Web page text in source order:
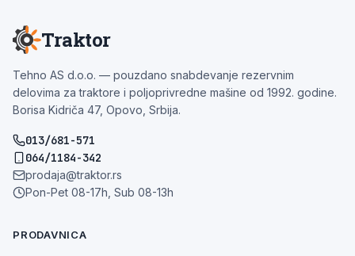
Traktor
Tehno AS d.o.o. — pouzdano snabdevanje rezervnim
delovima za traktore i poljoprivredne mašine od 1992. godine.
Borisa Kidriča 47, Opovo, Srbija.
013/681-571
064/1184-342
prodaja@traktor.rs
Pon-Pet 08-17h, Sub 08-13h
PRODAVNICA